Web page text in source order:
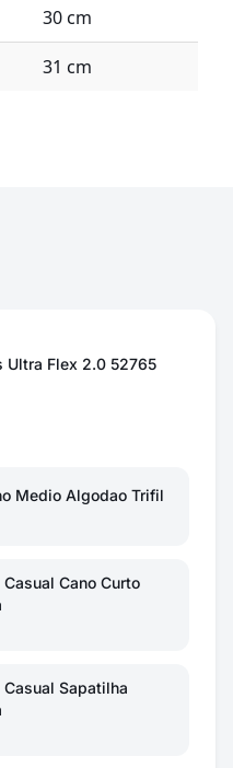
30 cm
31 cm
Ultra Flex 2.0 52765
Medio Algodao Trifil
Cano Curto
Sapatilha